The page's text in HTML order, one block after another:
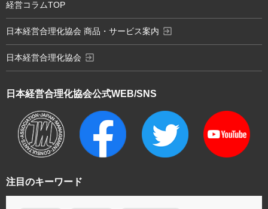
注目のキーワード
日本経営合理化協会公式WEB/SNS
経営コラムTOP
日本経営合理化協会 商品・サービス案内 exit_to_app
日本経営合理化協会 exit_to_app